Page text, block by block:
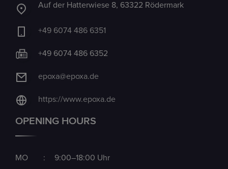
Auf der Hatterwiese 8, 63322 Rödermark
+49 6074 486 6351
+49 6074 486 6352
epoxa@epoxa.de
https://www.epoxa.de
OPENING HOURS
MO : 9:00–18:00 Uhr